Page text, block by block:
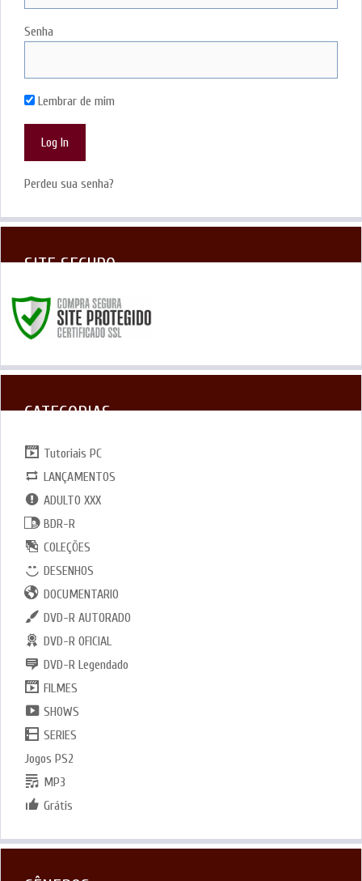
Senha
Lembrar de mim
Perdeu sua senha?
SITE SEGURO
CATEGORIAS
Tutoriais PC
LANÇAMENTOS
ADULTO XXX
BDR-R
COLEÇÕES
DESENHOS
DOCUMENTARIO
DVD-R AUTORADO
DVD-R OFICIAL
DVD-R Legendado
FILMES
SHOWS
SERIES
Jogos PS2
MP3
Grátis